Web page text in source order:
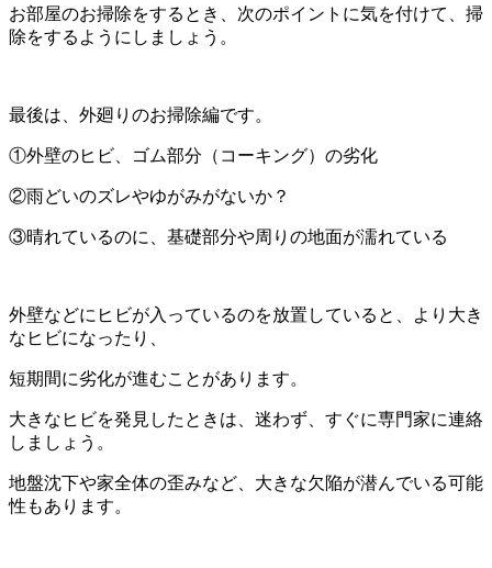
お部屋のお掃除をするとき、次のポイントに気を付けて、掃
除をするようにしましょう。
最後は、外廻りのお掃除編です。
①外壁のヒビ、ゴム部分（コーキング）の劣化
②雨どいのズレやゆがみがないか？
③晴れているのに、基礎部分や周りの地面が濡れている
外壁などにヒビが入っているのを放置していると、より大き
なヒビになったり、
短期間に劣化が進むことがあります。
大きなヒビを発見したときは、迷わず、すぐに専門家に連絡
しましょう。
地盤沈下や家全体の歪みなど、大きな欠陥が潜んでいる可能
性もあります。